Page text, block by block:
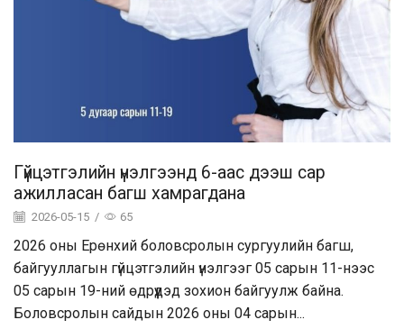
Гүйцэтгэлийн үнэлгээнд 6-аас дээш сар
ажилласан багш хамрагдана
2026-05-15 / 65
2026 оны Ерөнхий боловсролын сургуулийн багш,
байгууллагын гүйцэтгэлийн үнэлгээг 05 сарын 11-нээс
05 сарын 19-ний өдрүүдэд зохион байгуулж байна.
Боловсролын сайдын 2026 оны 04 сарын...